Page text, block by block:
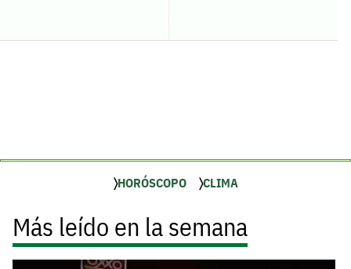
HORÓSCOPO CLIMA
Más leído en la semana